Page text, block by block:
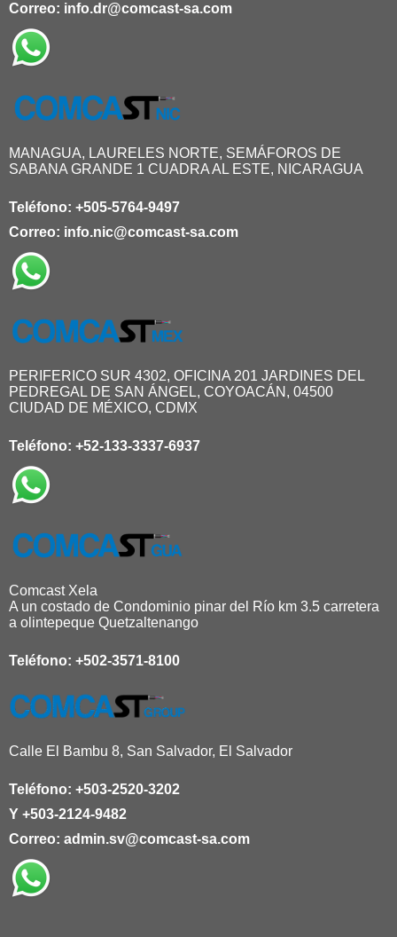
Correo: info.dr@comcast-sa.com
MANAGUA, LAURELES NORTE, SEMÁFOROS DE
SABANA GRANDE 1 CUADRA AL ESTE, NICARAGUA
Teléfono: +505-5764-9497
Correo: info.nic@comcast-sa.com
PERIFERICO SUR 4302, OFICINA 201 JARDINES DEL
PEDREGAL DE SAN ÁNGEL, COYOACÁN, 04500
CIUDAD DE MÉXICO, CDMX
Teléfono: +52-133-3337-6937
Comcast Xela
A un costado de Condominio pinar del Río km 3.5 carretera
a olintepeque Quetzaltenango
Teléfono: +502-3571-8100
Calle El Bambu 8, San Salvador, El Salvador
Teléfono: +503-2520-3202
Y +503-2124-9482
Correo: admin.sv@comcast-sa.com